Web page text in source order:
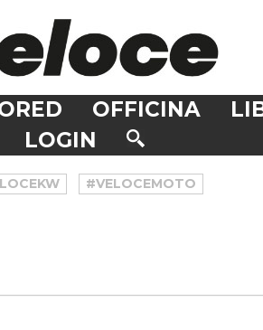
OFFICINA
LOGIN
#VELOCEMOTO